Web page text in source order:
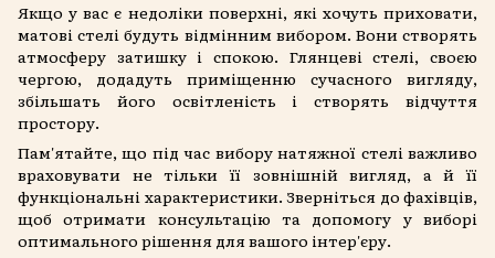
Якщо у вас є недоліки поверхні, які хочуть приховати,
матові стелі будуть відмінним вибором. Вони створять
атмосферу затишку і спокою. Глянцеві стелі, своєю
чергою, додадуть приміщенню сучасного вигляду,
збільшать його освітленість і створять відчуття
простору.
Пам'ятайте, що під час вибору натяжної стелі важливо
враховувати не тільки її зовнішній вигляд, а й її
функціональні характеристики. Зверніться до фахівців,
щоб отримати консультацію та допомогу у виборі
оптимального рішення для вашого інтер'єру.